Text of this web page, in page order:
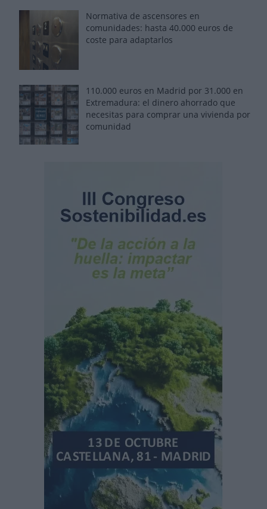
Normativa de ascensores en
comunidades: hasta 40.000 euros de
coste para adaptarlos
110.000 euros en Madrid por 31.000 en
Extremadura: el dinero ahorrado que
necesitas para comprar una vivienda por
comunidad